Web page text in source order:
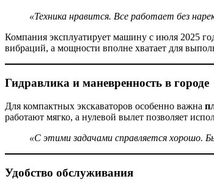
«Техника нравится. Все работает без
Компания эксплуатирует машину с июля 2025
вибраций, а мощности вполне хватает для
Гидравлика и маневренность в городе
Для компактных экскаваторов особенно важна
работают мягко, а нулевой вылет позволяет
«С этими задачами справляется хорошо.
Удобство обслуживания